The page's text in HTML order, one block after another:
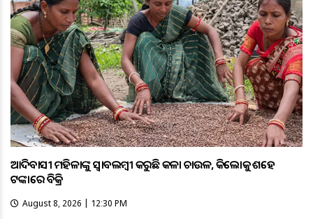
ଆଦିବାସୀ ମହିଳାଙ୍କୁ ସ୍ଵାବଲମ୍ଵୀ କରୁଛି କଳା ଚାଉଳ, କିଲୋକୁ ଶହେ
ଟଙ୍କାରେ ବିକ୍ରି
August 8, 2026 | 12:30 PM